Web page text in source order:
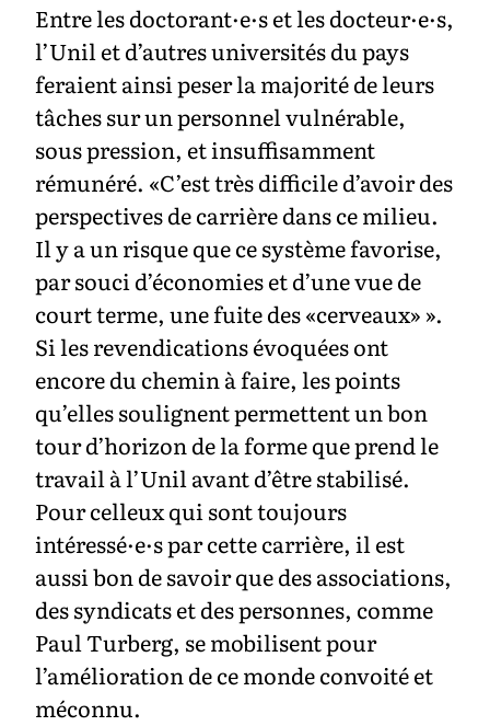
Entre les doctorant·e·s et les docteur·e·s,
l’Unil et d’autres universités du pays
feraient ainsi peser la majorité de leurs
tâches sur un personnel vulnérable,
sous pression, et insuffisamment
rémunéré. «C’est très difficile d’avoir des
perspectives de carrière dans ce milieu.
Il y a un risque que ce système favorise,
par souci d’économies et d’une vue de
court terme, une fuite des «cerveaux» ».
Si les revendications évoquées ont
encore du chemin à faire, les points
qu’elles soulignent permettent un bon
tour d’horizon de la forme que prend le
travail à l’Unil avant d’être stabilisé.
Pour celleux qui sont toujours
intéressé·e·s par cette carrière, il est
aussi bon de savoir que des associations,
des syndicats et des personnes, comme
Paul Turberg, se mobilisent pour
l’amélioration de ce monde convoité et
méconnu.